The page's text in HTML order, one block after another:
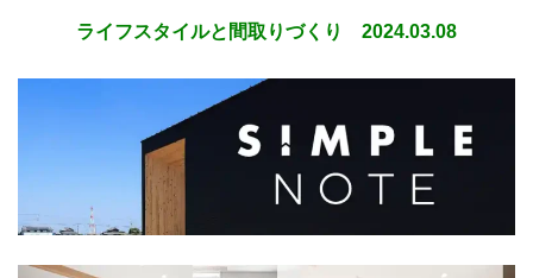
ライフスタイルと間取りづくり 2024.03.08